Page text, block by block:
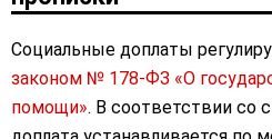
Социальные доплаты
законом № 178-ФЗ «О
помощи». В соответствии со